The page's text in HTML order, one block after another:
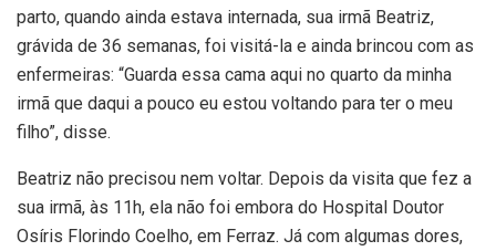
parto, quando ainda estava internada, sua irmã Beatriz,
grávida de 36 semanas, foi visitá-la e ainda brincou com as
enfermeiras: “Guarda essa cama aqui no quarto da minha
irmã que daqui a pouco eu estou voltando para ter o meu
filho”, disse.
Beatriz não precisou nem voltar. Depois da visita que fez a
sua irmã, às 11h, ela não foi embora do Hospital Doutor
Osíris Florindo Coelho, em Ferraz. Já com algumas dores,